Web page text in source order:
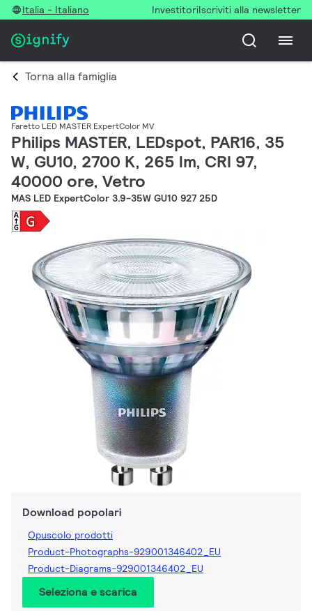
Italia - Italiano InvestitoriIscriviti alla newsletter
Torna alla famiglia
Faretto LED MASTER ExpertColor MV
Philips MASTER, LEDspot, PAR16, 35
W, GU10, 2700 K, 265 lm, CRI 97,
40000 ore, Vetro
MAS LED ExpertColor 3.9-35W GU10 927 25D
Download popolari
Opuscolo prodotti
Product-Photographs-929001346402_EU
Product-Diagrams-929001346402_EU
Seleziona e scarica